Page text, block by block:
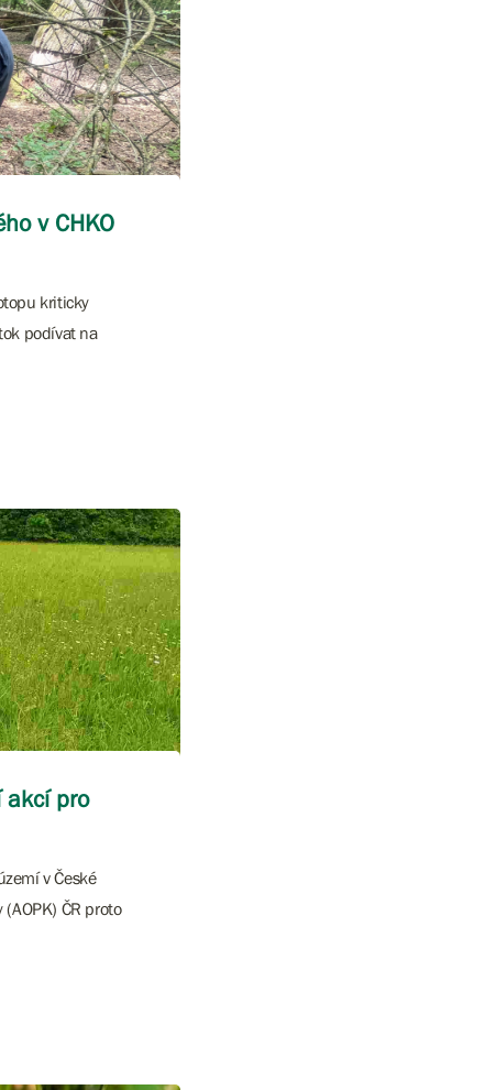
v CHKO
kriticky
podívat na
akcí pro
v České
ČR proto